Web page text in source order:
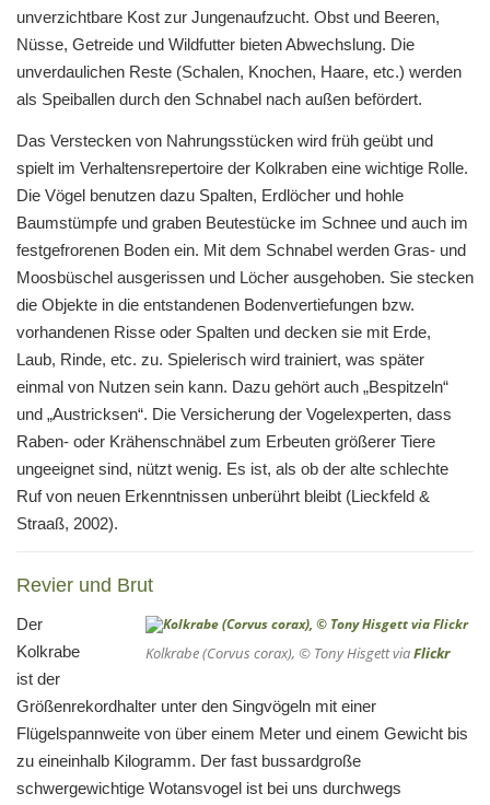
unverzichtbare Kost zur Jungenaufzucht. Obst und Beeren,
Nüsse, Getreide und Wildfutter bieten Abwechslung. Die
unverdaulichen Reste (Schalen, Knochen, Haare, etc.) werden
als Speiballen durch den Schnabel nach außen befördert.
Das Verstecken von Nahrungsstücken wird früh geübt und
spielt im Verhaltensrepertoire der Kolkraben eine wichtige Rolle.
Die Vögel benutzen dazu Spalten, Erdlöcher und hohle
Baumstümpfe und graben Beutestücke im Schnee und auch im
festgefrorenen Boden ein. Mit dem Schnabel werden Gras- und
Moosbüschel ausgerissen und Löcher ausgehoben. Sie stecken
die Objekte in die entstandenen Bodenvertiefungen bzw.
vorhandenen Risse oder Spalten und decken sie mit Erde,
Laub, Rinde, etc. zu. Spielerisch wird trainiert, was später
einmal von Nutzen sein kann. Dazu gehört auch „Bespitzeln“
und „Austricksen“. Die Versicherung der Vogelexperten, dass
Raben- oder Krähenschnäbel zum Erbeuten größerer Tiere
ungeeignet sind, nützt wenig. Es ist, als ob der alte schlechte
Ruf von neuen Erkenntnissen unberührt bleibt (Lieckfeld &
Straaß, 2002).
Revier und Brut
Kolkrabe (Corvus corax), © Tony Hisgett viaFlickr
Der
Kolkrabe
ist der
Größenrekordhalter unter den Singvögeln mit einer
Flügelspannweite von über einem Meter und einem Gewicht bis
zu eineinhalb Kilogramm. Der fast bussardgroße
schwergewichtige Wotansvogel ist bei uns durchwegs